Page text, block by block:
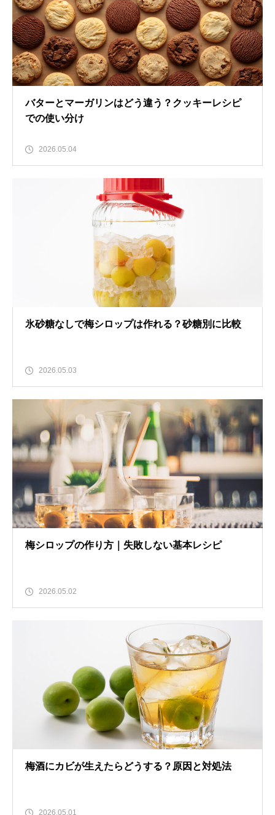
バターとマーガリンはどう違う？クッキーレシピ
での使い分け
2026.05.04
氷砂糖なしで梅シロップは作れる？砂糖別に比較
2026.05.03
梅シロップの作り方｜失敗しない基本レシピ
2026.05.02
梅酒にカビが生えたらどうする？原因と対処法
2026.05.01